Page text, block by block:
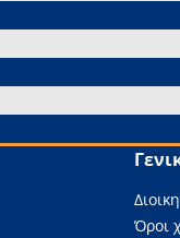
Όροι